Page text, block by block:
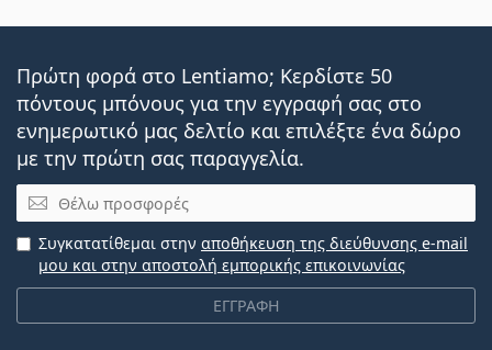
Πρώτη φορά στο Lentiamo; Κερδίστε 50
πόντους μπόνους για την εγγραφή σας στο
ενημερωτικό μας δελτίο και επιλέξτε ένα δώρο
με την πρώτη σας παραγγελία.
Email
ΕΓΓΡΑΦΗ
Συγκατατίθεμαι στην αποθήκευση της διεύθυνσης e-mail
μου και στην αποστολή εμπορικής επικοινωνίας